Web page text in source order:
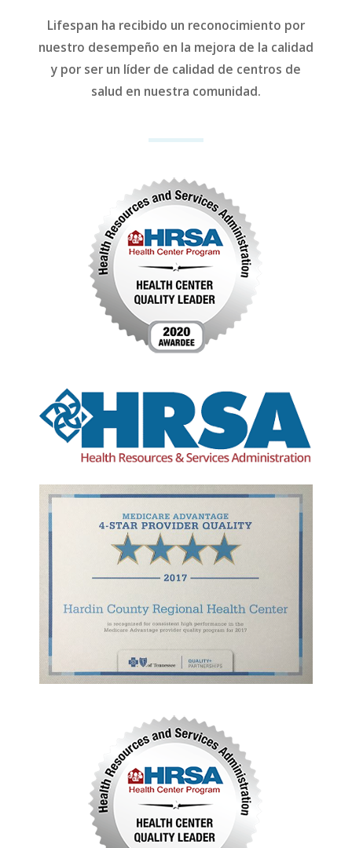
Lifespan ha recibido un reconocimiento por
nuestro desempeño en la mejora de la calidad
y por ser un líder de calidad de centros de
salud en nuestra comunidad.